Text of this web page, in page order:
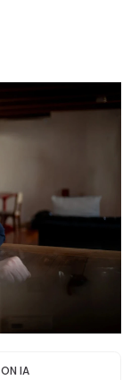
IA